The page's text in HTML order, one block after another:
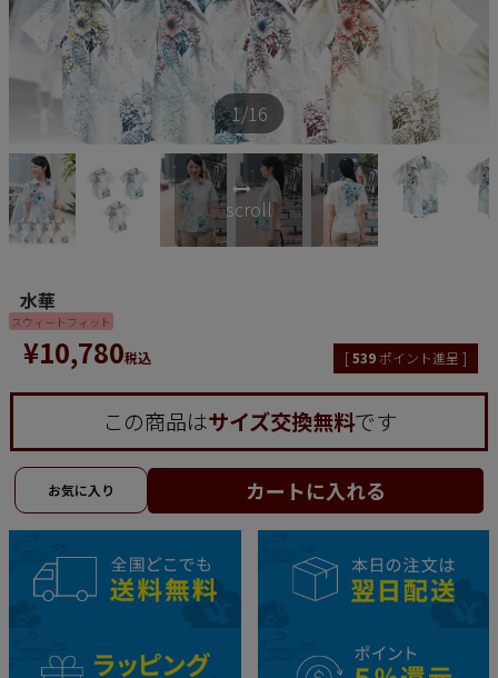
サイズから探す
レーベルから探す
1/16
scroll
水華
スウィートフィット
¥10,780税込 [539 ポイント進呈 ]
この商品はサイズ交換無料です
カートに入れる